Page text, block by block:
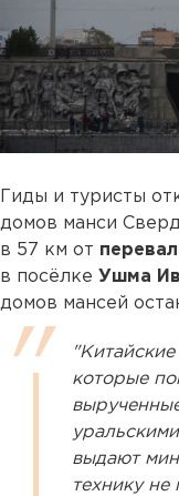
Гиды и туристы
домов манси
в 57 км от
в посёлке Ушма
домов мансей
которые
выдают
технику не